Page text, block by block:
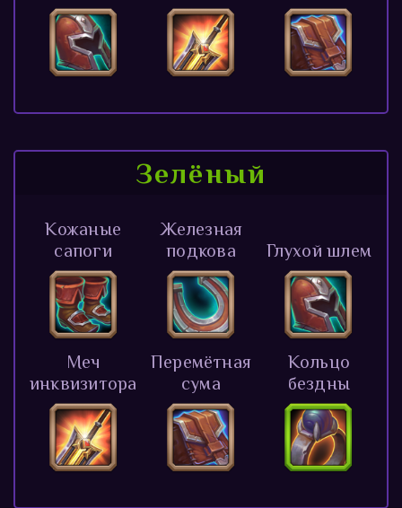
Зелёный
Кожаные
сапоги
Железная
подкова
Глухой шлем
Меч
инквизитора
Перемётная
сума
Кольцо
бездны